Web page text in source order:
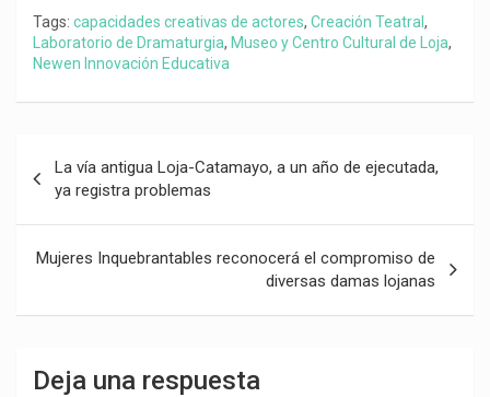
Tags: capacidades creativas de actores, Creación Teatral ,
Laboratorio de Dramaturgia, Museo y Centro Cultural de Loja,
Newen Innovación Educativa
de
entradas
La vía antigua Loja-Catamayo, a un año de ejecutada,
ya registra problemas
Mujeres Inquebrantables reconocerá el compromiso de
diversas damas lojanas
Deja una respuesta